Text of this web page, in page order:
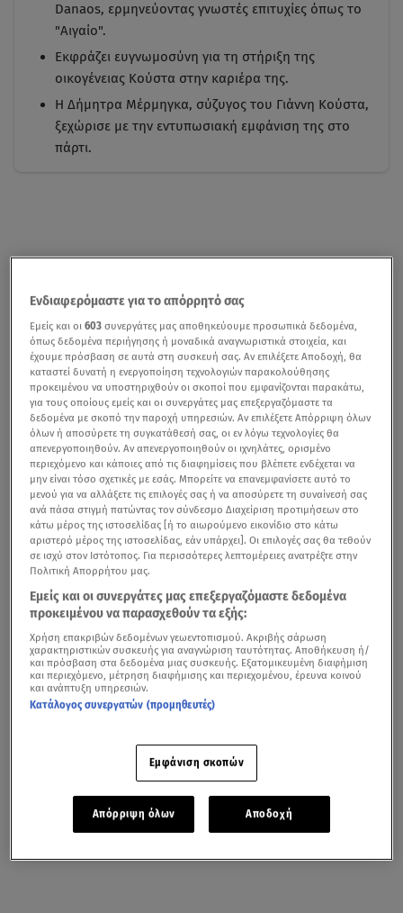
Danaos, ερμηνεύοντας γνωστές επιτυχίες όπως το
"Αιγαίο".
Εκφράζει ευγνωμοσύνη για τη στήριξη της
οικογένειας Κούστα στην καριέρα της.
Η Δήμητρα Μέρμηγκα, σύζυγος του Γιάννη Κούστα,
ξεχώρισε με την εντυπωσιακή εμφάνιση της στο
πάρτι.
Ενδιαφερόμαστε για το απόρρητό σας
Εμείς και οι603 συνεργάτες μας αποθηκεύουμε προσωπικά δεδομένα,
όπως δεδομένα περιήγησης ή μοναδικά αναγνωριστικά στοιχεία, και
έχουμε πρόσβαση σε αυτά στη συσκευή σας. Αν επιλέξετε Αποδοχή, θα
καταστεί δυνατή η ενεργοποίηση τεχνολογιών παρακολούθησης
προκειμένου να υποστηριχθούν οι σκοποί που εμφανίζονται παρακάτω,
για τους οποίους εμείς και οι συνεργάτες μας επεξεργαζόμαστε τα
δεδομένα με σκοπό την παροχή υπηρεσιών. Αν επιλέξετε Απόρριψη όλων
όλων ή αποσύρετε τη συγκατάθεσή σας, οι εν λόγω τεχνολογίες θα
απενεργοποιηθούν. Αν απενεργοποιηθούν οι ιχνηλάτες, ορισμένο
περιεχόμενο και κάποιες από τις διαφημίσεις που βλέπετε ενδέχεται να
μην είναι τόσο σχετικές με εσάς. Μπορείτε να επανεμφανίσετε αυτό το
μενού για να αλλάξετε τις επιλογές σας ή να αποσύρετε τη συναίνεσή σας
ανά πάσα στιγμή πατώντας τον σύνδεσμο Διαχείριση προτιμήσεων στο
κάτω μέρος της ιστοσελίδας [ή το αιωρούμενο εικονίδιο στο κάτω
αριστερό μέρος της ιστοσελίδας, εάν υπάρχει]. Οι επιλογές σας θα τεθούν
σε ισχύ στον Ιστότοπος. Για περισσότερες λεπτομέρειες ανατρέξτε στην
Πολιτική Απορρήτου μας.
Εμείς και οι συνεργάτες μας επεξεργαζόμαστε δεδομένα
προκειμένου να παρασχεθούν τα εξής:
Χρήση επακριβών δεδομένων γεωεντοπισμού. Ακριβής σάρωση
χαρακτηριστικών συσκευής για αναγνώριση ταυτότητας. Αποθήκευση ή/
και πρόσβαση στα δεδομένα μιας συσκευής. Εξατομικευμένη διαφήμιση
και περιεχόμενο, μέτρηση διαφήμισης και περιεχομένου, έρευνα κοινού
και ανάπτυξη υπηρεσιών.
Κατάλογος συνεργατών (προμηθευτές)
Εμφάνιση σκοπών
Απόρριψη όλων Αποδοχή